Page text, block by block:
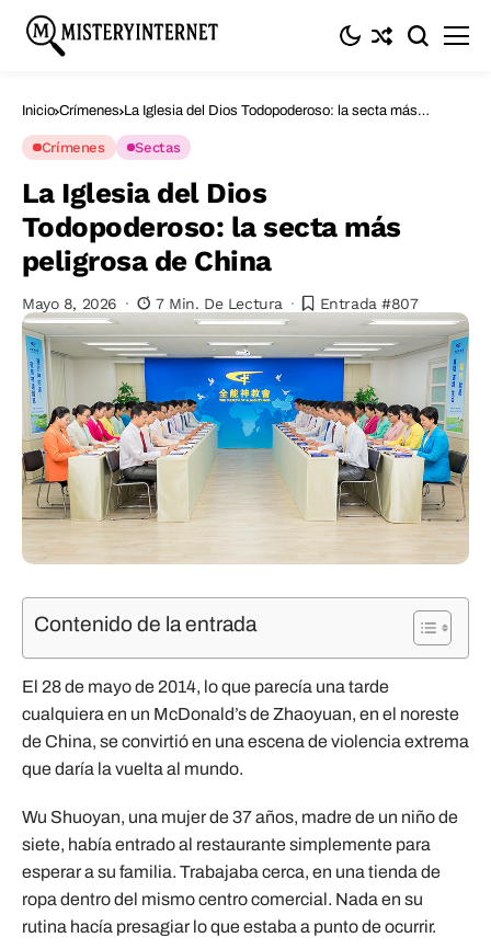
Inicio Crímenes La Iglesia del Dios Todopoderoso: la secta más
Crímenes Sectas
La Iglesia del Dios
Todopoderoso: la secta más
peligrosa de China
Mayo 8, 2026 7 Min. De Lectura Entrada #807
Contenido de la entrada
El 28 de mayo de 2014, lo que parecía una tarde
cualquiera en un McDonald’s de Zhaoyuan, en el noreste
de China, se convirtió en una escena de violencia extrema
que daría la vuelta al mundo.
Wu Shuoyan, una mujer de 37 años, madre de un niño de
siete, había entrado al restaurante simplemente para
esperar a su familia. Trabajaba cerca, en una tienda de
ropa dentro del mismo centro comercial. Nada en su
rutina hacía presagiar lo que estaba a punto de ocurrir.